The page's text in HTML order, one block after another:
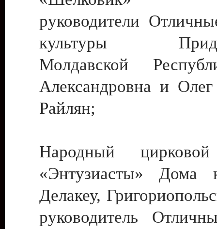
руководители
культуры
Молдавской
Александровна и
Райлян;
Народный цирковой
«Энтузиасты» Дома
Делакеу,
руководитель